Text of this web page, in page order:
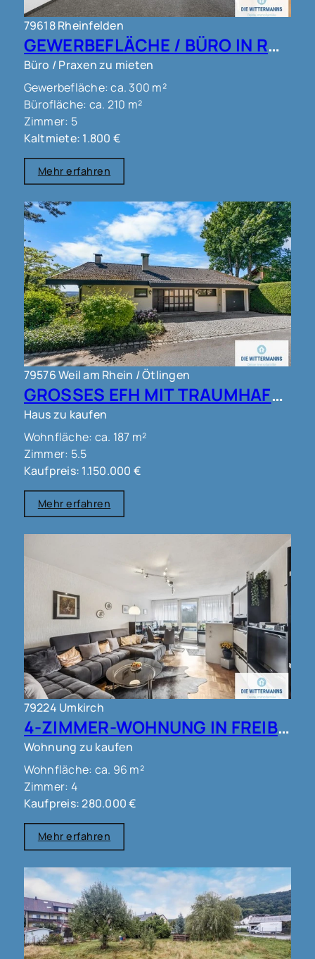
79618 Rheinfelden
GEWERBEFLÄCHE / BÜRO IN RHEINFELDEN !!!
Büro / Praxen zu mieten
Gewerbefläche: ca. 300 m²
Bürofläche: ca. 210 m²
Zimmer: 5
Kaltmiete: 1.800 €
Mehr erfahren
79576 Weil am Rhein / Ötlingen
GROSSES EFH MIT TRAUMHAFTEM AUSBLICK IN WEIL AM RHEIN OT ÖTLINGEN !!!
Haus zu kaufen
Wohnfläche: ca. 187 m²
Zimmer: 5.5
Kaufpreis: 1.150.000 €
Mehr erfahren
79224 Umkirch
4-ZIMMER-WOHNUNG IN FREIBURG - UMKIRCH!!
Wohnung zu kaufen
Wohnfläche: ca. 96 m²
Zimmer: 4
Kaufpreis: 280.000 €
Mehr erfahren